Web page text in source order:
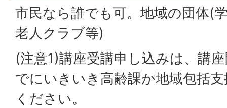
市民なら誰でも可。地域の団体(
老人クラブ等)
(注意1)講座受講申し込みは、講
でにいきいき高齢課か地域包括
ください。